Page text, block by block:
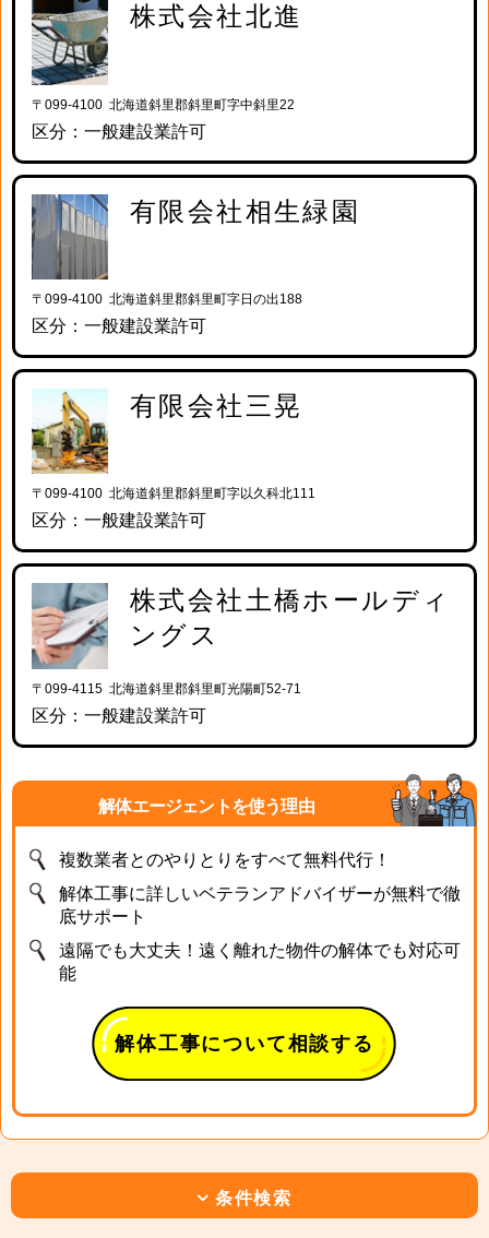
株式会社北進
〒099-4100 北海道斜里郡斜里町字中斜里22
区分：一般建設業許可
有限会社相生緑園
〒099-4100 北海道斜里郡斜里町字日の出188
区分：一般建設業許可
有限会社三晃
〒099-4100 北海道斜里郡斜里町字以久科北111
区分：一般建設業許可
株式会社土橋ホールディ
ングス
〒099-4115 北海道斜里郡斜里町光陽町52-71
区分：一般建設業許可
解体エージェントを使う理由
複数業者とのやりとりをすべて無料代行！
解体工事に詳しいベテランアドバイザーが無料で徹
底サポート
遠隔でも大丈夫！遠く離れた物件の解体でも対応可
能
解体工事について相談する
条件検索